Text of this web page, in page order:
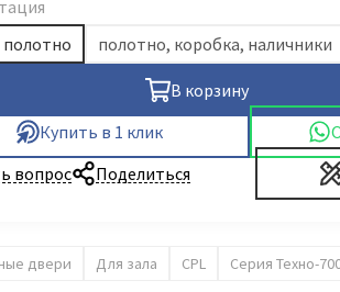
полотно, коробка, наличники
В корзину
Купить в 1 клик
вопрос Поделиться
двери Для зала CPL Серия Техно-